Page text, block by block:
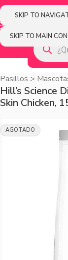
SKIP TO
SKIP TO MAIN
Pasillos >
Hill’s Science
Skin Chicken,
AGOTADO